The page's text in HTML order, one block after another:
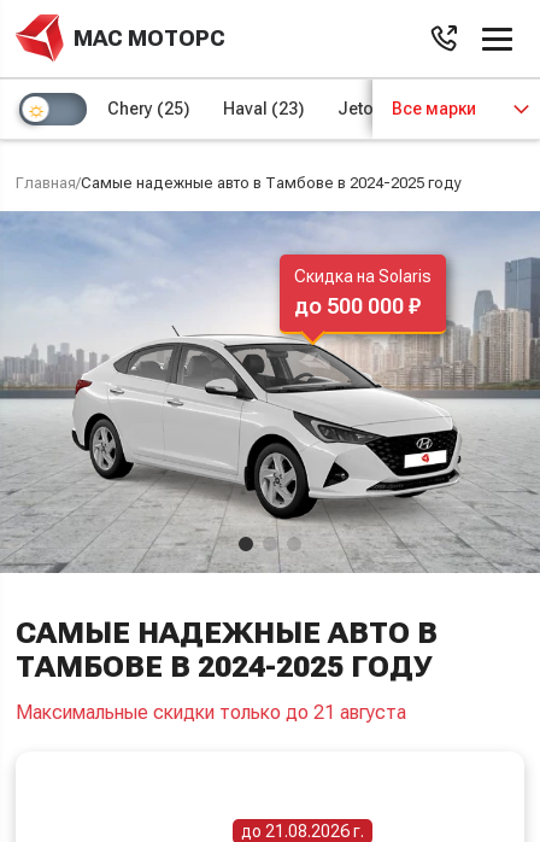
МАС МОТОРС
Chery (25) Haval (23) Jetour (8) Kaiyi (4)
Все марки
Главная/Самые надежные авто в Тамбове в 2024-2025 году
САМЫЕ НАДЕЖНЫЕ АВТО В
ТАМБОВЕ В 2024-2025 ГОДУ
Максимальные скидки только до 21 августа
до 21.08.2026 г.
Скидка на Solaris
до 500 000 ₽